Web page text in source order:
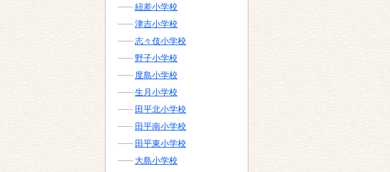
紐差小学校
津吉小学校
志々伎小学校
野子小学校
度島小学校
生月小学校
田平北小学校
田平南小学校
田平東小学校
大島小学校